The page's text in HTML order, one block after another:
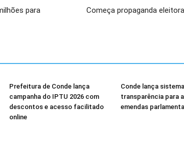
para
Começa propaganda
Prefeitura de Conde lança
campanha do IPTU 2026 com
descontos e acesso facilitado
online
Conde lança
transparência para
emendas